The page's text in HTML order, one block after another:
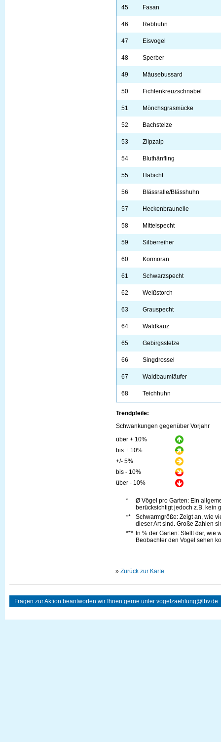
45 Fasan
46 Rebhuhn
47 Eisvogel
48 Sperber
49 Mäusebussard
50 Fichtenkreuzschnabel
51 Mönchsgrasmücke
52 Bachstelze
53 Zilpzalp
54 Bluthänfling
55 Habicht
56 Blässralle/Blässhuhn
57 Heckenbraunelle
58 Mittelspecht
59 Silberreiher
60 Kormoran
61 Schwarzspecht
62 Weißstorch
63 Grauspecht
64 Waldkauz
65 Gebirgsstelze
66 Singdrossel
67 Waldbaumläufer
68 Teichhuhn
Trendpfeile:
Schwankungen gegenüber Vorjahr
über + 10%
bis + 10%
+/- 5%
bis - 10%
über - 10%
*
Ø Vögel pro Garten: Ein
berücksichtigt jedoch z.B. kein
**
Schwarmgröße: Zeigt an, wie
dieser Art sind. Große Zahlen
*** In % der Gärten: Stellt dar,
Beobachter den Vogel sehen
» Zurück zur Karte
Fragen zur Aktion beantworten wir Ihnen gerne unter vogelzaehlung@lbv.de